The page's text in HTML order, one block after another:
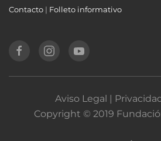
Contacto | Folleto informativo
Aviso Legal |
Copyright © 2019